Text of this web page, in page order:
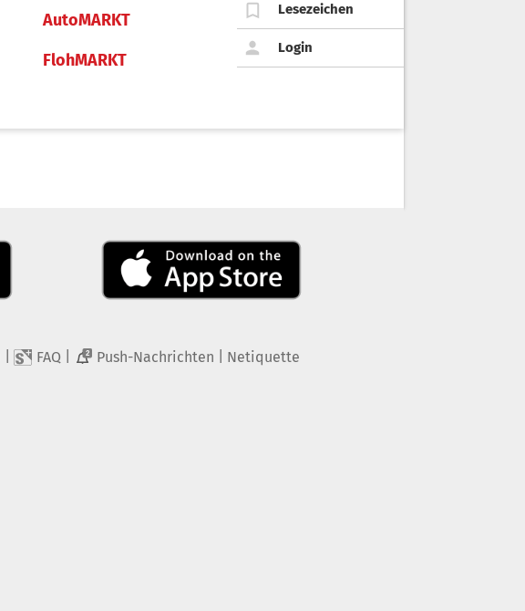
AutoMARKT
FlohMARKT
Lesezeichen
Login
FAQ 2 Push-Nachrichten Netiquette